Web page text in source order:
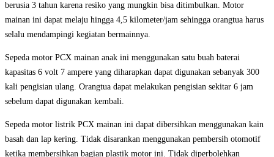
berusia 3 tahun karena resiko yang mungkin bisa ditimbulkan. Motor
mainan ini dapat melaju hingga 4,5 kilometer/jam sehingga orangtua harus
selalu mendampingi kegiatan bermainnya.
Sepeda motor PCX mainan anak ini menggunakan satu buah baterai
kapasitas 6 volt 7 ampere yang diharapkan dapat digunakan sebanyak 300
kali pengisian ulang. Orangtua dapat melakukan pengisian sekitar 6 jam
sebelum dapat digunakan kembali.
Sepeda motor listrik PCX mainan ini dapat dibersihkan menggunakan kain
basah dan lap kering. Tidak disarankan menggunakan pembersih otomotif
ketika membersihkan bagian plastik motor ini. Tidak diperbolehkan